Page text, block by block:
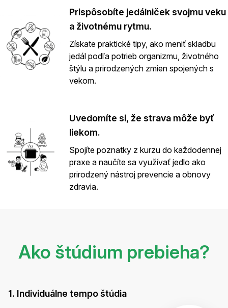
Prispôsobíte jedálniček svojmu veku
a životnému rytmu.
Získate praktické tipy, ako meniť skladbu
jedál podľa potrieb organizmu, životného
štýlu a prirodzených zmien spojených s
vekom.
Uvedomíte si, že strava môže byť
liekom.
Spojíte poznatky z kurzu do každodennej
praxe a naučíte sa využívať jedlo ako
prirodzený nástroj prevencie a obnovy
zdravia.
Ako štúdium prebieha?
1. Individuálne tempo štúdia